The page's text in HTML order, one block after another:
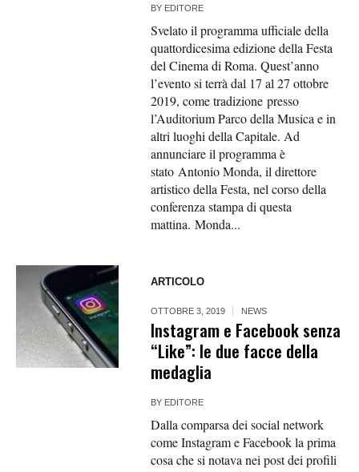
BY EDITORE
Svelato il programma ufficiale della
quattordicesima edizione della Festa
del Cinema di Roma. Quest’anno
l’evento si terrà dal 17 al 27 ottobre
2019, come tradizione presso
l’Auditorium Parco della Musica e in
altri luoghi della Capitale. Ad
annunciare il programma è
stato Antonio Monda, il direttore
artistico della Festa, nel corso della
conferenza stampa di questa
mattina. Monda...
ARTICOLO
OTTOBRE 3, 2019 NEWS
Instagram e Facebook senza
“Like”: le due facce della
medaglia
BY EDITORE
Dalla comparsa dei social network
come Instagram e Facebook la prima
cosa che si notava nei post dei profili